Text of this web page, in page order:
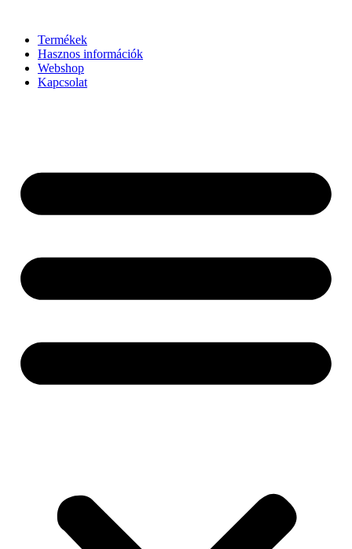
tartalomhozTermékek
Hasznos információk
Webshop
Kapcsolat